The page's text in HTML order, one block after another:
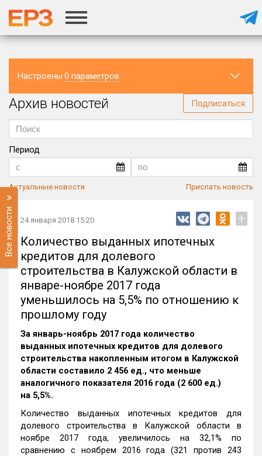
Настроены 0 параметров
Регион
Архив новостей Подписаться
Период
Актуальные новости Прислать новость
Все новости 24 января 2018 15:20 +
Количество выданных ипотечных
кредитов для долевого
строительства в Калужской области в
январе-ноябре 2017 года
уменьшилось на 5,5% по отношению к
прошлому году
За январь-ноябрь 2017 года количество
выданных ипотечных кредитов для долевого
строительства накопленным итогом в Калужской
области составило 2 456 ед., что меньше
аналогичного показателя 2016 года (2 600 ед.)
на 5,5%.
Количество выданных ипотечных кредитов для
долевого строительства в Калужской области в
ноябре 2017 года, увеличилось на 32,1% по
сравнению с ноябрем 2016 года (321 против 243